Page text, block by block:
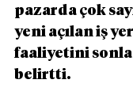
pazarda çok
yeni açılan iş
faaliyetini
belirtti.